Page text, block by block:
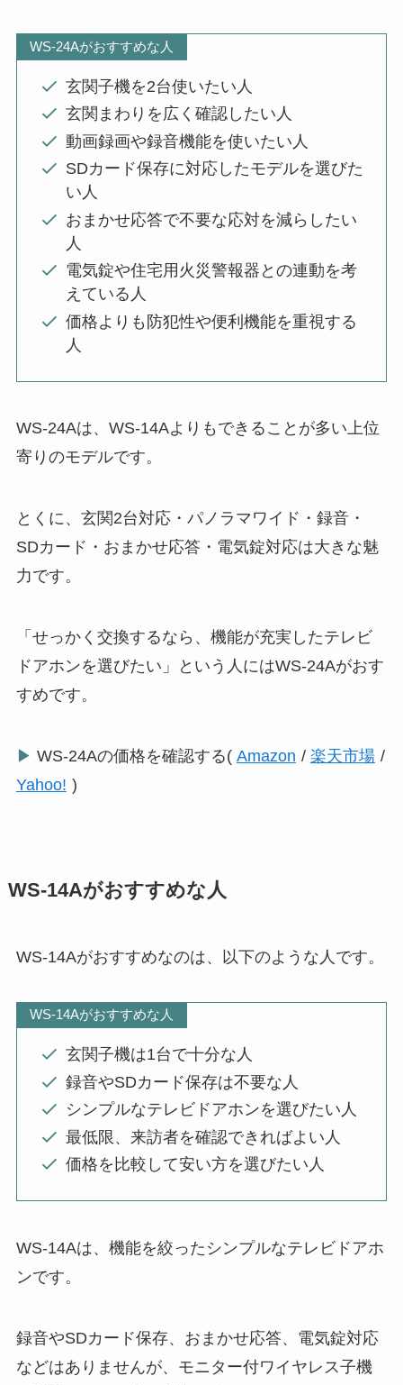
WS-24Aがおすすめな人
玄関子機を2台使いたい人
玄関まわりを広く確認したい人
動画録画や録音機能を使いたい人
SDカード保存に対応したモデルを選びた
い人
おまかせ応答で不要な応対を減らしたい
人
電気錠や住宅用火災警報器との連動を考
えている人
価格よりも防犯性や便利機能を重視する
人
WS-24Aは、WS-14Aよりもできることが多い上位
寄りのモデルです。
とくに、玄関2台対応・パノラマワイド・録音・
SDカード・おまかせ応答・電気錠対応は大きな魅
力です。
「せっかく交換するなら、機能が充実したテレビ
ドアホンを選びたい」という人にはWS-24Aがおす
すめです。
▶ WS-24Aの価格を確認する( Amazon / 楽天市場 /
Yahoo! )
WS-14Aがおすすめな人
WS-14Aがおすすめなのは、以下のような人です。
WS-14Aがおすすめな人
玄関子機は1台で十分な人
録音やSDカード保存は不要な人
シンプルなテレビドアホンを選びたい人
最低限、来訪者を確認できればよい人
価格を比較して安い方を選びたい人
WS-14Aは、機能を絞ったシンプルなテレビドアホ
ンです。
録音やSDカード保存、おまかせ応答、電気錠対応
などはありませんが、モニター付ワイヤレス子機